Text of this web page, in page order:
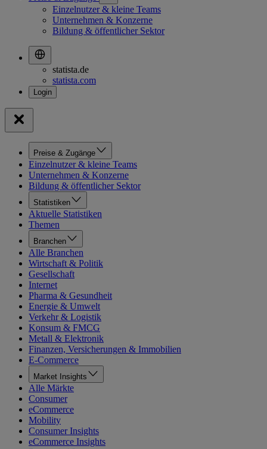
Einzelnutzer & kleine Teams
Unternehmen & Konzerne
Bildung & öffentlicher Sektor
statista.de
statista.com
Preise & Zugänge
Einzelnutzer & kleine Teams
Unternehmen & Konzerne
Bildung & öffentlicher Sektor
Statistiken
Aktuelle Statistiken
Themen
Branchen
Alle Branchen
Wirtschaft & Politik
Gesellschaft
Internet
Pharma & Gesundheit
Energie & Umwelt
Verkehr & Logistik
Konsum & FMCG
Metall & Elektronik
Finanzen, Versicherungen & Immobilien
E-Commerce
Market Insights
Alle Märkte
Consumer
eCommerce
Mobility
Consumer Insights
eCommerce Insights